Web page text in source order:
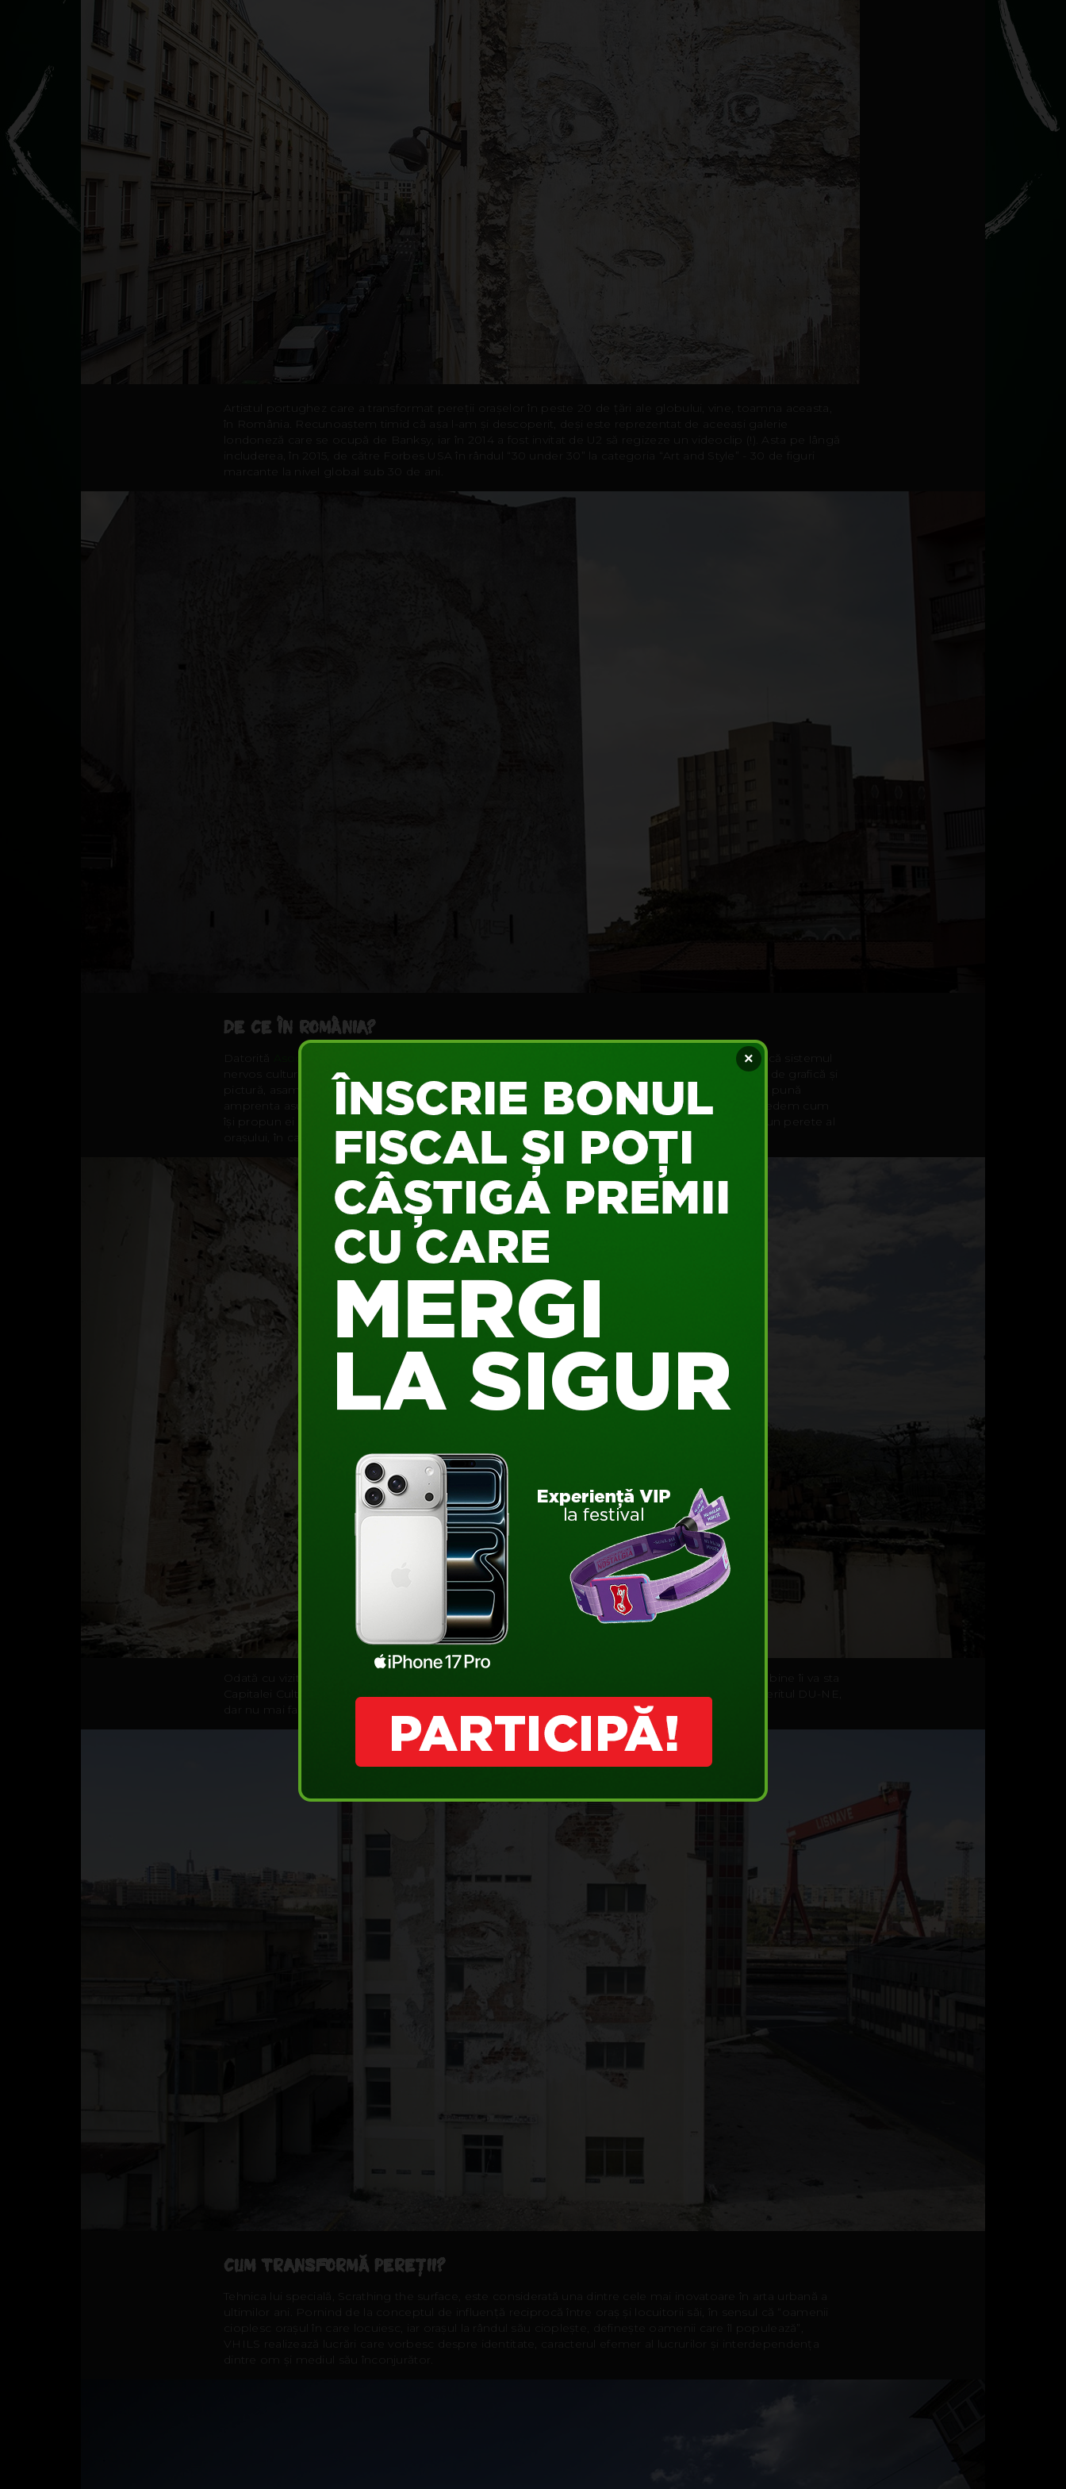
×
Artistul portughez care a transformat pereții orașelor în peste 20 de țări ale globului, vine, toamna aceasta,
în România. Recunoaștem timid că așa l-am și descoperit, deși este reprezentat de aceeași galerie
londoneză care se ocupă de Banksy, iar în 2014 a fost invitat de U2 să regizeze un videoclip (!). Asta pe lângă
includerea, în 2015, de către Forbes USA în rândul “30 under 30” la categoria “Art and Style” - 30 de figuri
marcante la nivel global sub 30 de ani.
DE CE ÎN ROMÂNIA?
Datorită
, proiect ce-și propune să treacă sistemul
nervos cultural al Bucureștiului prin filtrul a 30 de tineri artiști și să-l redea printr-o serie de lucrări de grafică și
pictură, asamblate la final într-o instalație digitală interactivă. Înscrierile tinerilor artiști ce vor să-și pună
amprenta asupra orașului tocmai s-au încheiat. Abia așteptăm să-i cunoaștem pe finaliști și să vedem cum
își propun ei să reinterpreteze fața multistratificată a Capitalei. Alături de ei, VHILS va tranforma un perete al
orașului, în cadrul acestui proiect.
Odată cu vizita în România, VHILS își va mai pune amprenta și asupra Clujului și Timișoarei. Tare bine îi va sta
Capitalei Culturale din 2021, Timișoara, cu o lucrare by VHILS. Aceste două intervenții sunt tot meritul DU-NE,
dar nu mai fac parte din proiectul PulS.
CUM TRANSFORMĂ PEREȚII?
Tehnica lui specială, Scrathing the surface, este considerată una dintre cele mai inovatoare în arta urbană a
ultimilor ani. Pornind de la conceptul de influență reciprocă între oraș și locuitorii săi, în sensul că “oamenii
cioplesc orașul în care locuiesc, iar orașul la rândul său cioplește, definește oamenii care îl populează”,
VHILS realizează lucrări care vorbesc despre identitate, caracterul efemer al lucrurilor și interdependența
dintre om și mediul său înconjurător.